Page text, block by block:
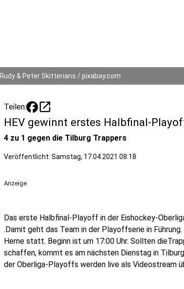
Rudy & Peter Skitterians / pixabay.com
Teilen: open_in_new
HEV gewinnt erstes Halbfinal-
4 zu 1 gegen die Tilburg Trappers
Veröffentlicht: Samstag, 17.04.2021 08:18
Anzeige
Das erste Halbfinal-Playoff in der Eishockey-
.Damit geht das Team in der Playoffserie in
Herne statt. Beginn ist um 17:00 Uhr. Sollten
schaffen, kommt es am nächsten Dienstag in
der Oberliga-Playoffs werden live als Videostream